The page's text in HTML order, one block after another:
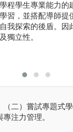
理學系)
程學生專業能力的
習，並搭配導師提
我探索的後盾。因
獨立性。
（二）嘗試專題式
注力管理。